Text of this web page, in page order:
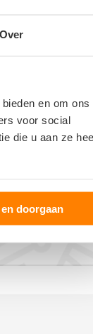
Over
en om ons
voor social
die u aan ze
doorgaan